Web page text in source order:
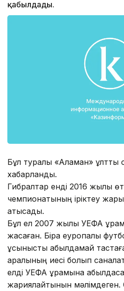
қабылдады.
Бұл туралы «Аламан»
хабарланды.
Гибралтар енді 2016 жылы
чемпионатының іріктеу
қатысады.
Бұл ел 2007 жылы УЕФА
жасаған. Бірақ еуропалық
ұсынысты қабылдамай
аралының иесі болып
елді УЕФА құрамына
жариялайтынын